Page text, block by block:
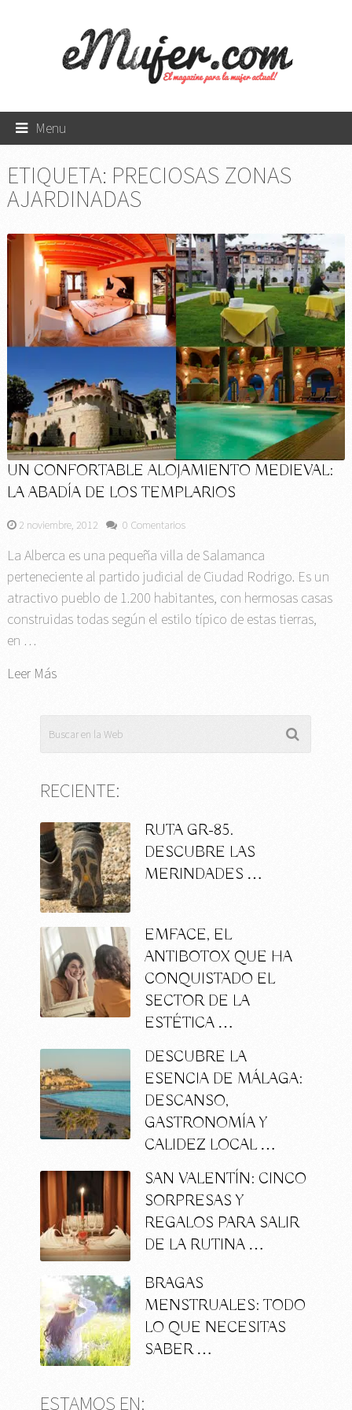
Menu
ETIQUETA: PRECIOSAS ZONAS
AJARDINADAS
UN CONFORTABLE ALOJAMIENTO MEDIEVAL:
LA ABADÍA DE LOS TEMPLARIOS
2 noviembre, 2012 0 Comentarios
La Alberca es una pequeña villa de Salamanca
perteneciente al partido judicial de Ciudad Rodrigo. Es un
atractivo pueblo de 1.200 habitantes, con hermosas casas
construidas todas según el estilo típico de estas tierras,
en …
Leer Más
RECIENTE:
RUTA GR-85.
DESCUBRE LAS
MERINDADES …
EMFACE, EL
ANTIBOTOX QUE HA
CONQUISTADO EL
SECTOR DE LA
ESTÉTICA …
DESCUBRE LA
ESENCIA DE MÁLAGA:
DESCANSO,
GASTRONOMÍA Y
CALIDEZ LOCAL …
SAN VALENTÍN: CINCO
SORPRESAS Y
REGALOS PARA SALIR
DE LA RUTINA …
BRAGAS
MENSTRUALES: TODO
LO QUE NECESITAS
SABER …
ESTAMOS EN: